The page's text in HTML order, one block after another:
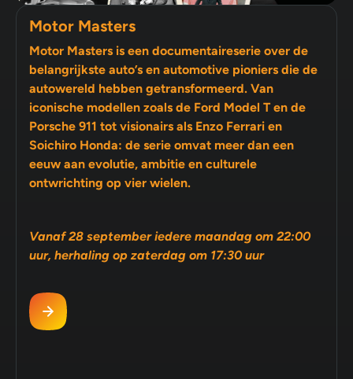
Motor Masters
Motor Masters is een documentaireserie over de
belangrijkste auto’s en automotive pioniers die de
autowereld hebben getransformeerd. Van
iconische modellen zoals de Ford Model T en de
Porsche 911 tot visionairs als Enzo Ferrari en
Soichiro Honda: de serie omvat meer dan een
eeuw aan evolutie, ambitie en culturele
ontwrichting op vier wielen.
Vanaf 28 september iedere maandag om 22:00
uur, herhaling op zaterdag om 17:30 uur